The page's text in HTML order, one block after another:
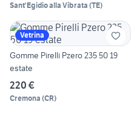
Sant'Egidio alla Vibrata (TE)
Vetrina
Gomme Pirelli Pzero 235 50 19
estate
220 €
Cremona (CR)